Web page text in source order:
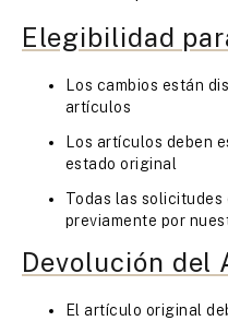
Elegibilidad
Los cambios están
artículos
Los artículos deben
estado original
Todas las solicitudes
previamente por
Devolución del
El artículo original